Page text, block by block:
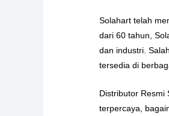
Solahart telah
dari 60 tahun,
dan industri.
tersedia di
Distributor Resmi
terpercaya,